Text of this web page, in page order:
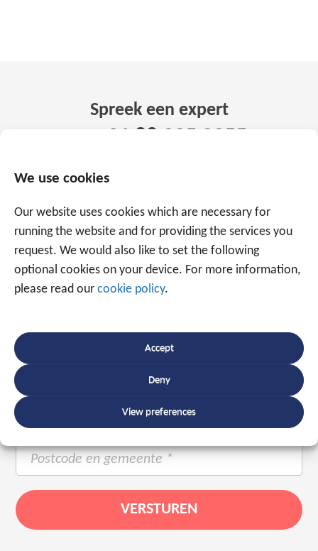
We use cookies
Our website uses cookies which are necessary for
running the website and for providing the services you
request. We would also like to set the following
optional cookies on your device. For more information,
please read our cookie policy.
Accept
Deny
View preferences
Spreek een expert
staan met ruim 20 jaar ervaring voor u klaar.